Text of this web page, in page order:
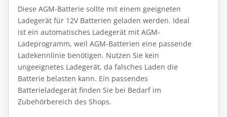
Diese AGM-Batterie sollte mit einem geeigneten
Ladegerät für 12V Batterien geladen werden. Ideal
ist ein automatisches Ladegerät mit AGM-
Ladeprogramm, weil AGM-Batterien eine passende
Ladekennlinie benötigen. Nutzen Sie kein
ungeeignetes Ladegerät, da falsches Laden die
Batterie belasten kann. Ein passendes
Batterieladegerät finden Sie bei Bedarf im
Zubehörbereich des Shops.